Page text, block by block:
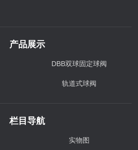
产品展示
DBB双球固定球阀
轨道式球阀
栏目导航
实物图